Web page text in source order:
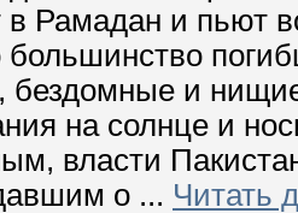
Рамадан и пьют
большинство
бездомные и
на солнце и
власти
о ... Читать